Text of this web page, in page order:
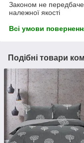
Законом не
належної якості
Всі умови
Подібні товари